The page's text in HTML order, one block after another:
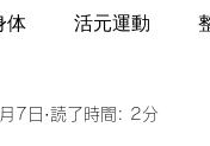
体 活元運動
タロットカード
7日 読了時間: 2分